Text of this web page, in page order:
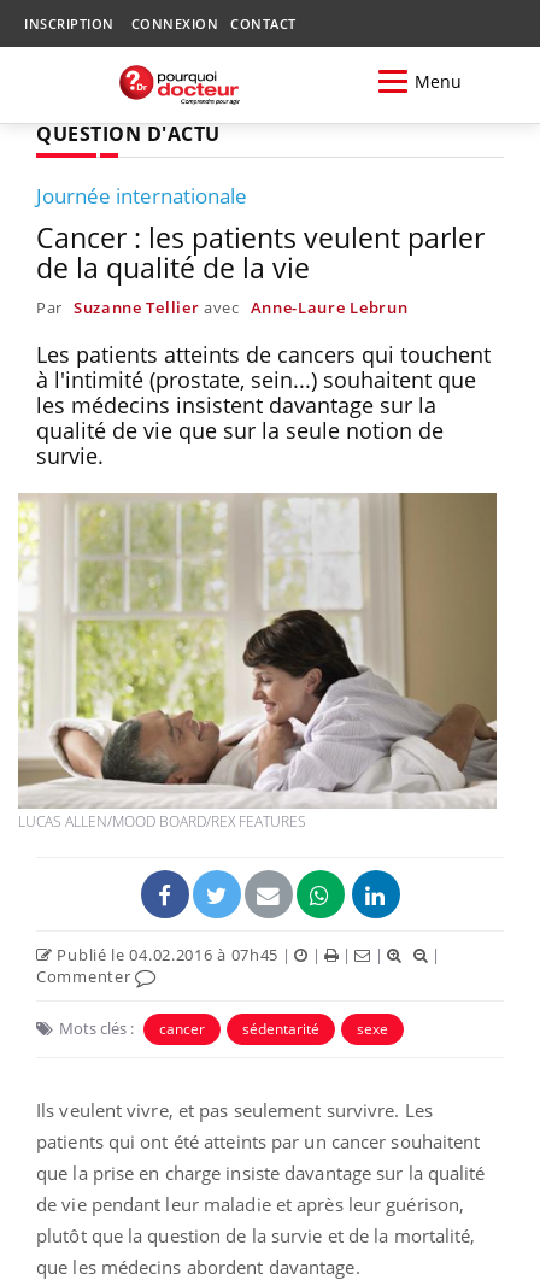
INSCRIPTION CONNEXION CONTACT
Menu
QUESTION D'ACTU
Journée internationale
Cancer : les patients veulent parler
de la qualité de la vie
Par Suzanne Tellier avec Anne-Laure Lebrun
Les patients atteints de cancers qui touchent
à l'intimité (prostate, sein...) souhaitent que
les médecins insistent davantage sur la
qualité de vie que sur la seule notion de
survie.
LUCAS ALLEN/MOOD BOARD/REX FEATURES
Publié le 04.02.2016 à 07h45 | | | |
|
Commenter
Mots clés : cancer sédentarité sexe
Ils veulent vivre, et pas seulement survivre. Les
patients qui ont été atteints par un cancer souhaitent
que la prise en charge insiste davantage sur la qualité
de vie pendant leur maladie et après leur guérison,
plutôt que la question de la survie et de la mortalité,
que les médecins abordent davantage.